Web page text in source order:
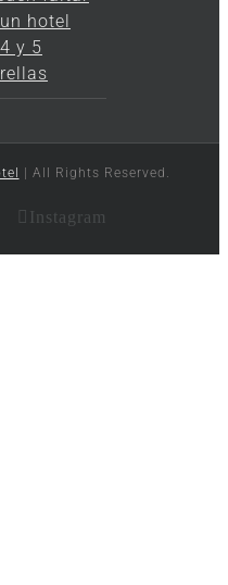
hotel
y 5
| All Rights Reserved.
Instagram